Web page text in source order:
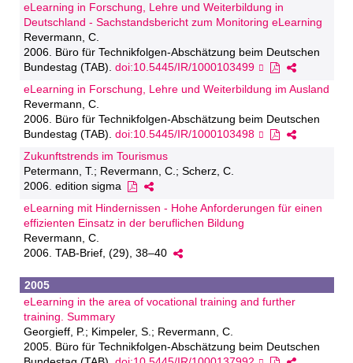
eLearning in Forschung, Lehre und Weiterbildung in
Deutschland - Sachstandsbericht zum Monitoring eLearning
Revermann, C.
2006. Büro für Technikfolgen-Abschätzung beim Deutschen
Bundestag (TAB). doi:10.5445/IR/1000103499
eLearning in Forschung, Lehre und Weiterbildung im Ausland
Revermann, C.
2006. Büro für Technikfolgen-Abschätzung beim Deutschen
Bundestag (TAB). doi:10.5445/IR/1000103498
Zukunftstrends im Tourismus
Petermann, T.; Revermann, C.; Scherz, C.
2006. edition sigma
eLearning mit Hindernissen - Hohe Anforderungen für einen
effizienten Einsatz in der beruflichen Bildung
Revermann, C.
2006. TAB-Brief, (29), 38–40
2005
eLearning in the area of vocational training and further
training. Summary
Georgieff, P.; Kimpeler, S.; Revermann, C.
2005. Büro für Technikfolgen-Abschätzung beim Deutschen